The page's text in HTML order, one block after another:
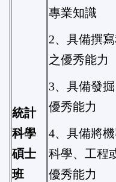
統計
科學
碩士
班
專業知識
2、具備撰
之優秀能力
3、具備發
優秀能力
4、具備將
科學、工程
優秀能力